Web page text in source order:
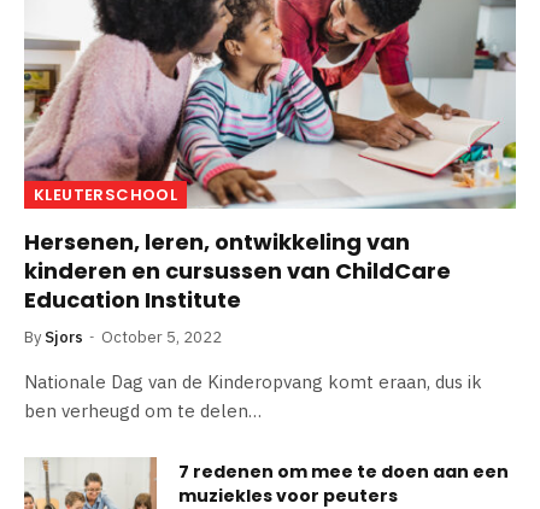
KLEUTERSCHOOL
Hersenen, leren, ontwikkeling van
kinderen en cursussen van ChildCare
Education Institute
By Sjors October 5, 2022
Nationale Dag van de Kinderopvang komt eraan, dus ik
ben verheugd om te delen…
7 redenen om mee te doen aan een
muziekles voor peuters